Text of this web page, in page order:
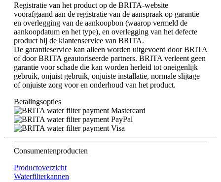
Registratie van het product op de BRITA-website
voorafgaand aan de registratie van de aanspraak op garantie
en overlegging van de aankoopbon (waarop vermeld de
aankoopdatum en het type), en overlegging van het defecte
product bij de klantenservice van BRITA.
De garantieservice kan alleen worden uitgevoerd door BRITA
of door BRITA geautoriseerde partners. BRITA verleent geen
garantie voor schade die kan worden herleid tot oneigenlijk
gebruik, onjuist gebruik, onjuiste installatie, normale slijtage
of onjuiste zorg voor en onderhoud van het product.
Betalingsopties
Consumentenproducten
Productoverzicht
Waterfilterkannen